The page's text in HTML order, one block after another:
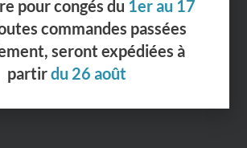
pour congés du 1er au 17
commandes passées
seront expédiées à
partirdu 26 août